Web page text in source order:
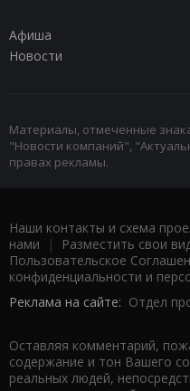
Афиша
Новости
Материалы, отмеченные
"Новости компаний",
правах рекламы.
Наши контакты и схема
нами | Разместить свои
Пользовательское
конфиденциальности и
Реклама на сайте: Отдел
Оставляя комментарий,
содержание и тон Вашего
реальных людей,